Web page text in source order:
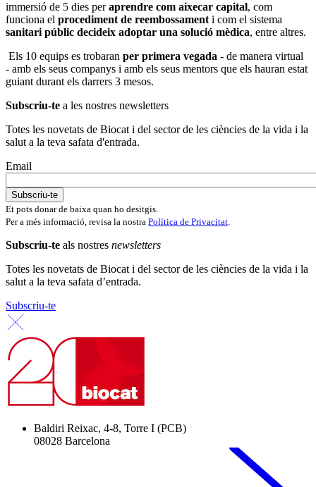
immersió de 5 dies peraprendre com aixecar capital, com
funciona el procediment de reembossamenti com el sistema
sanitari públic decideix adoptar una solució mèdica, entre altres.
Els 10 equips es trobaran per primera vegada - de manera virtual
- amb els seus companys i amb els seus mentors que els hauran estat
guiant durant els darrers 3 mesos.
Subscriu-te a les nostres newsletters
Totes les novetats de Biocat i del sector de les ciències de la vida i la
salut a la teva safata d'entrada.
Email
Et pots donar de baixa quan ho desitgis.
Per a més informació, revisa la nostra Política de Privacitat.
Subscriu-te als nostres newsletters
Totes les novetats de Biocat i del sector de les ciències de la vida i la
salut a la teva safata d’entrada.
Subscriu-te
Baldiri Reixac, 4-8, Torre I (PCB)
08028 Barcelona